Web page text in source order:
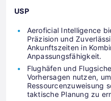
USP
Aeroficial Intelligence
Präzision und
Ankunftszeiten in
Anpassungsfähigkeit.
Flughäfen und
Vorhersagen nutzen,
Ressourcenzuweisung
taktische Planung zu